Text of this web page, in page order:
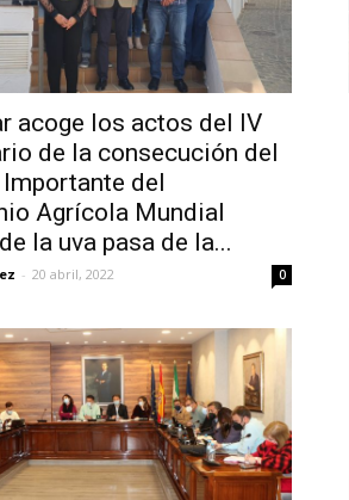
acoge los actos del IV
de la consecución del
del
Agrícola Mundial
la uva pasa de la...
- 20 abril, 2022 0